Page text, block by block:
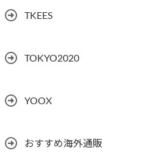
TKEES
TOKYO2020
YOOX
おすすめ海外通販